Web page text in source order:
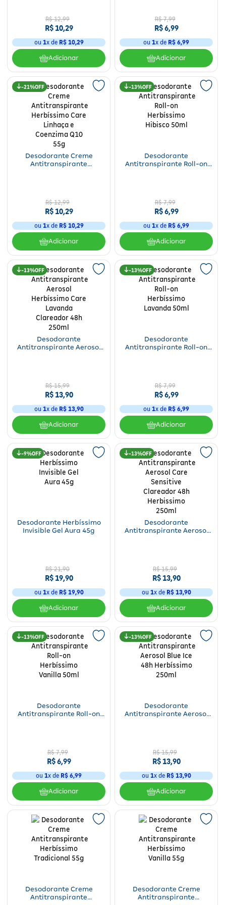
R$ 12,99
R$10,29
ou 1x de R$ 10,29
Adicionar
R$ 7,99
R$6,99
ou 1x de R$ 6,99
Adicionar
21%
Desodorante Creme
Antitranspirante
R$ 12,99
R$10,29
ou 1x de R$ 10,29
Adicionar
13%
Desodorante
Antitranspirante Roll-on
R$ 7,99
R$6,99
ou 1x de R$ 6,99
Adicionar
13%
Desodorante
Antitranspirante Aerosol
R$ 15,99
R$13,90
ou 1x de R$ 13,90
Adicionar
13%
Desodorante
Antitranspirante Roll-on
R$ 7,99
R$6,99
ou 1x de R$ 6,99
Adicionar
9%
Desodorante Herbíssimo
Invisible Gel Aura 45g
R$ 21,90
R$19,90
ou 1x de R$ 19,90
Adicionar
13%
Desodorante
Antitranspirante Aerosol
R$ 15,99
R$13,90
ou 1x de R$ 13,90
Adicionar
13%
Desodorante
Antitranspirante Roll-on
R$ 7,99
R$6,99
ou 1x de R$ 6,99
Adicionar
13%
Desodorante
Antitranspirante Aerosol
R$ 15,99
R$13,90
ou 1x de R$ 13,90
Adicionar
Desodorante Creme
Antitranspirante
Desodorante Creme
Antitranspirante